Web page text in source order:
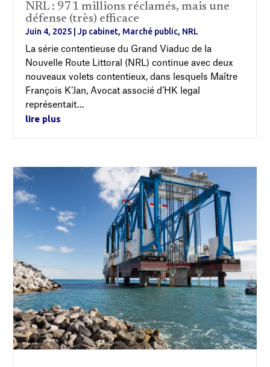
NRL : 971 millions réclamés, mais une
défense (très) efficace
Juin 4, 2025 |Jp cabinet, Marché public, NRL
La série contentieuse du Grand Viaduc de la
Nouvelle Route Littoral (NRL) continue avec deux
nouveaux volets contentieux, dans lesquels Maître
François K’Jan, Avocat associé d’HK legal
représentait...
lire plus